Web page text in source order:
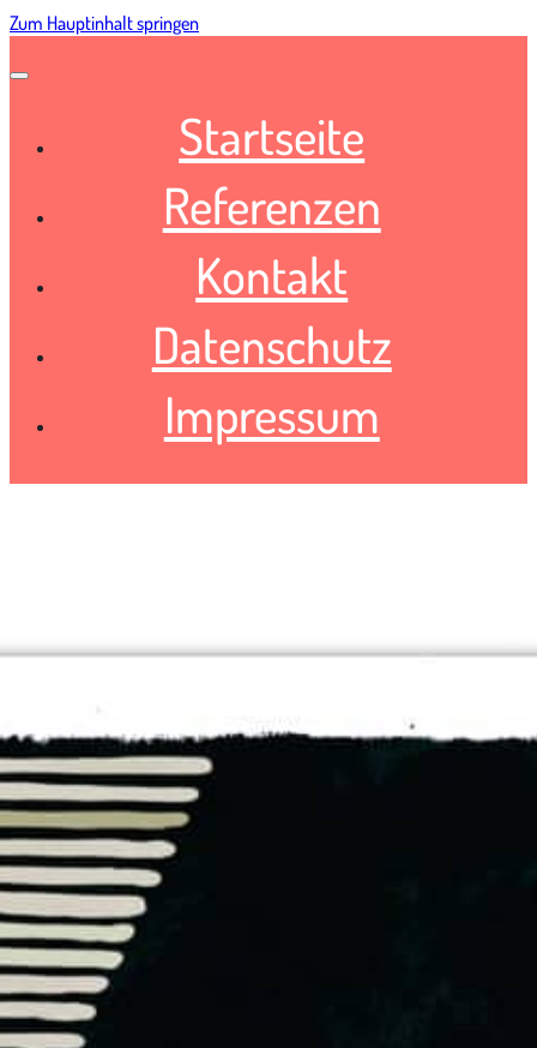
Zum Hauptinhalt springen
Startseite
Referenzen
Kontakt
Datenschutz
Impressum